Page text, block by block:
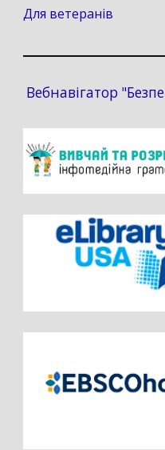
Для ветеранів
Вебнавігатор